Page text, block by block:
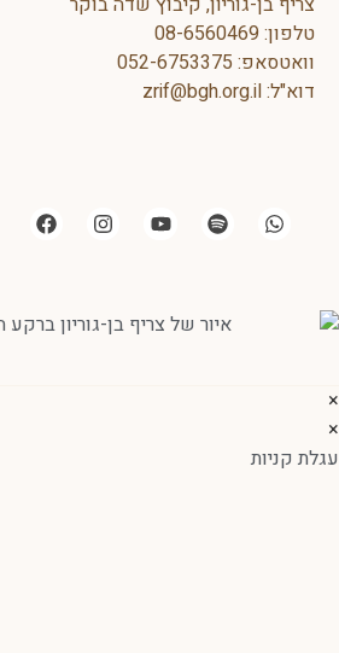
08-
052-675337